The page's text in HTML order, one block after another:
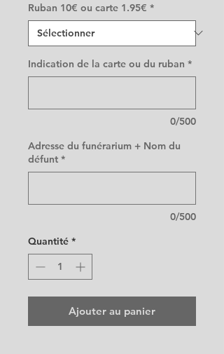
Ruban 10€ ou carte 1.95€ *
Indication de la carte ou du ruban *
0/500
Adresse du funérarium + Nom du
défunt *
0/500
Quantité *
Ajouter au panier